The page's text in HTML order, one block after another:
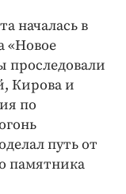
началась в
«Новое
проследовали
Кирова и
по
путь от
памятника